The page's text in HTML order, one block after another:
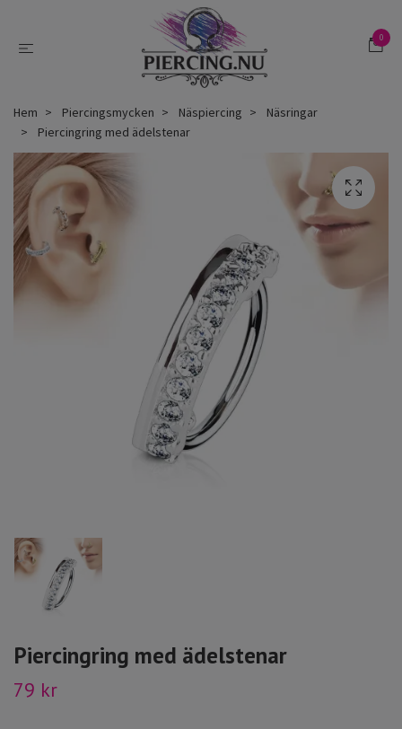
0
Hem Piercingsmycken Näspiercing
Näsringar
Piercingring med ädelstenar
Piercingring med ädelstenar
79 kr